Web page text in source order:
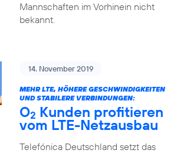
Mannschaften im Vorhinein nicht
bekannt.
14. November 2019
MEHR LTE, HÖHERE GESCHWINDIGKEITEN
UND STABILERE VERBINDUNGEN:
O2 Kunden profitieren
vom LTE-Netzausbau
Telefónica Deutschland setzt das